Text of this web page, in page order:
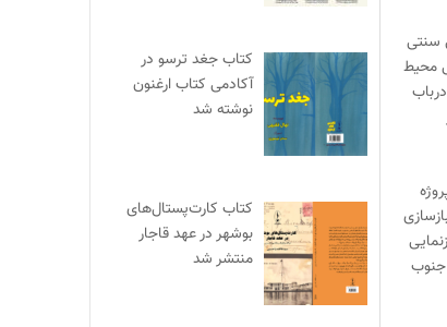
کتاب جغد ترسو در
آکادمی کتاب ارغنون
نوشته شد
کتاب کارت‌پستال‌های
بوشهر در عهد قاجار
منتشر شد
سنتی
محیط‌
جنوب